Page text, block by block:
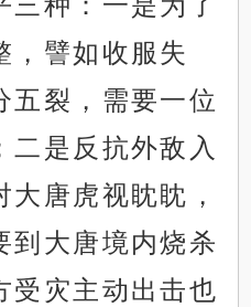
，譬如收服失
五裂，需要一位
二是反抗外敌入
唐虎视眈眈，
到大唐境内烧杀
受灾主动出击也